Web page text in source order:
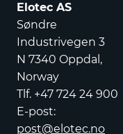
Elotec AS
Søndre
Industrivegen 3
N 7340 Oppdal,
Norway
Tlf. +47 724 24 900
E-post:
post@elotec.no